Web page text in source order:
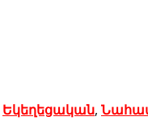
Եկեղեցական,